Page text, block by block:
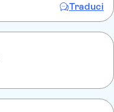
Traduci